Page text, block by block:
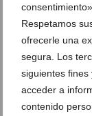
Respetamos
ofrecerle una
segura. Los
siguientes
acceder a
contenido